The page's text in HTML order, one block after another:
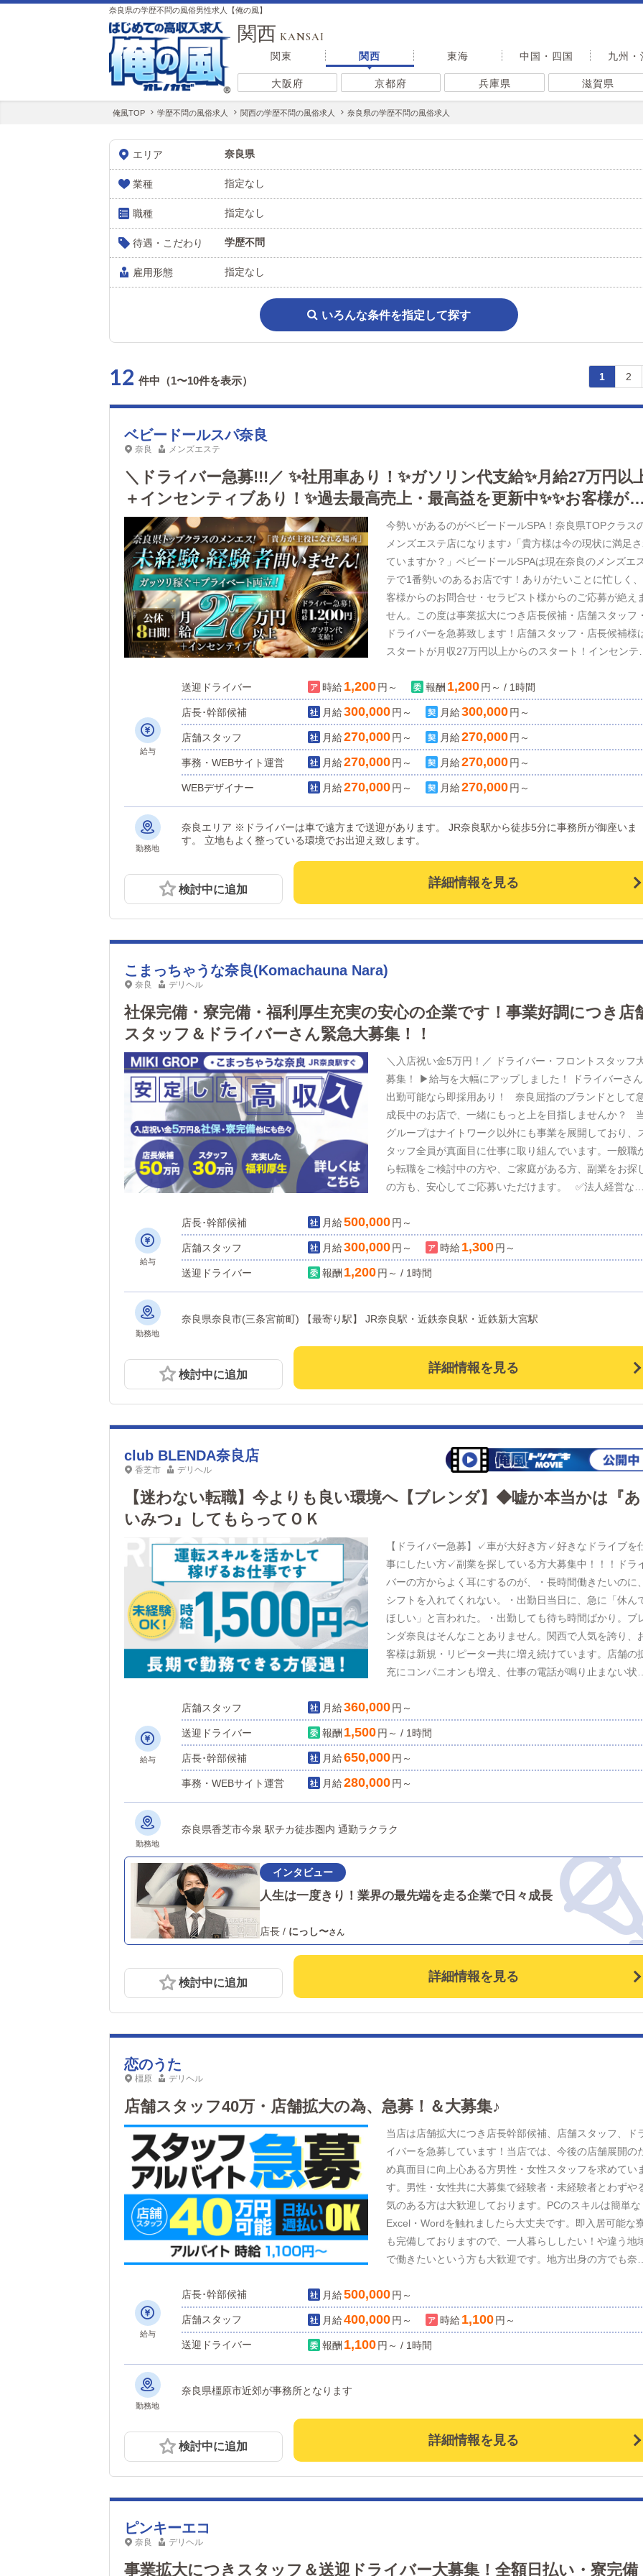
奈良県の学歴不問の風俗男性求人【俺の風】
関西 KANSAI
関東 関西 東海 中国・四国 九州・
大阪府 京都府 兵庫県 滋賀県
俺風TOP 学歴不問の風俗求人 関西の学歴不問の風俗求人 奈良県の学歴不問の風俗求人
エリア 奈良県
業種 指定なし
職種 指定なし
待遇・こだわり 学歴不問
雇用形態 指定なし
いろんな条件を指定して探す
12 件中（1〜10件を表示） 1 2
ベビードールスパ奈良
奈良 メンズエステ
＼ドライバー急募!!!／ ✨社用車あり！✨ガソリン代支給✨月給27万円以
＋インセンティブあり！✨過去最高売上・最高益を更新中✨✨お客様が喜
ぶお店作りを一緒にしませんか？
今勢いがあるのがベビードールSPA！奈良県TOPクラス
メンズエステ店になります♪「貴方様は今の現状に満足
ていますか？」ベビードールSPAは現在奈良のメンズエ
テで1番勢いのあるお店です！ありがたいことに忙しく
客様からのお問合せ・セラピスト様からのご応募が絶え
せん。この度は事業拡大につき店長候補・店舗スタッフ・
ドライバーを急募致します！店舗スタッフ・店長候補様
スタートが月収27万円以上からのスタート！インセンティ
ップへと繋がる環境です！ドライバー急募！ドライバー様
急募！時給1,200円＋ガソリン代支給を致します。車の持
込み不要でも大丈夫です。当店で車のご用意をしていま
す。車をお持ちの方は優遇致します！安心して働ける環境
と、やりがいのある仕事を。当店は貴方様のプライベート
と両立できるように福利厚生も充実に取り揃えています
「ナイトワークってブラックなイメージ」「求人も誇大内
ルSPAではその様な思いをして頂かない様に記載している
内容には嘘・偽り一切なしで運営しています。当店で勤務
にスタッフ一同精一杯サポートを致します。～経験者様・
未経験様共に大歓迎～当店はメンズエステで運営を行っ
いますが更なる事業拡大に向けてスタッフ様を大募集致
ます。今稼ぎたい！と思われている方は当店が全力をも
します。未経験様は当店のスタッフが懇切丁寧に研修を致
SPAでは実現致します。新業態もエステがメインのお店
予定しています！メンズエステ業界にありがちなブラック
緻密な戦略のもと、稼げるお店・お客様が喜んで頂ける
店を作っております！現代のこの不況の社会で、なかな
認めてもらえなかった、そんな思いをした方！！【ベビ
ドールSPA】でもう一度挑戦してみませんか？途中であ
らめてしまった夢や目標を叶えられると思います！まず
今の状況から一歩踏み出してみてください！！少しでも
興味がございましたら、下記よりお気軽にお問合せくだ
いませ。質問だけでもお待ちしております！
給与
送迎ドライバー 時給 1,200円～ 報酬 1,200円～ / 1時間
店長･幹部候補 月給300,000円～ 月給300,000円～
店舗スタッフ 月給270,000円～ 月給270,000円～
事務・WEBサイト運営 月給270,000円～ 月給270,000円～
WEBデザイナー 月給270,000円～ 月給270,000円～
勤務地
奈良エリア ※ドライバーは車で遠方まで送迎があります。 JR奈良駅から徒歩5分に事務所が御座いま
す。 立地もよく整っている環境でお出迎え致します。
検討中に追加 詳細情報を見る
こまっちゃうな奈良(Komachauna Nara)
奈良 デリヘル
社保完備・寮完備・福利厚生充実の安心の企業です！事業好調につき店
スタッフ＆ドライバーさん緊急大募集！！
＼入店祝い金5万円！／ ドライバー・フロントスタッフ
募集！ ▶給与を大幅にアップしました！ ドライバーさ
出勤可能なら即採用あり！ 奈良屈指のブランドとして
成長中のお店で、一緒にもっと上を目指しませんか？
グループはナイトワーク以外にも事業を展開しており、
タッフ全員が真面目に仕事に取り組んでいます。一般職
ら転職をご検討中の方や、ご家庭がある方、副業をお探
の方も、安心してご応募いただけます。 ✅法人経営なの
ンバー対策万全、健康診断 (費用当社負担)など一般企業並
みの福利厚生を整えております。 ✅生活家電つきのマン
ション寮あり 敷金や礼金などの初期費用は不要で、すぐ
新生活をスタートしていただけます。 ✅全員スーツ着
用！安心の職場環境 奈良県内で唯一、スタッフ・ドライ
ー全員がスーツを着用して勤めています。オラオラ系のス
にともないフロントスタッフ＆ドライバー急募中！ 業
への知識がない方や未経験の方も大歓迎です。マニュアル
無理なお仕事を突然押し付けるようなことは一切ござい
されたい」 「生活をすぐに安定させたい」 「信頼でき
間をつくりたい」 という想いをお持ちの方、当グループ
あなたの力を発揮してみませんか？ お人柄とやる気を重
給与
店長･幹部候補 月給500,000円～
店舗スタッフ 月給300,000円～ 時給 1,300円～
送迎ドライバー 報酬 1,200円～ / 1時間
勤務地
奈良県奈良市(三条宮前町) 【最寄り駅】 JR奈良駅・近鉄奈良駅・近鉄新大宮駅
検討中に追加 詳細情報を見る
club BLENDA奈良店
香芝市 デリヘル
【迷わない転職】今よりも良い環境へ【ブレンダ】◆嘘か本当かは『あ
いみつ』してもらってＯＫ
【ドライバー急募】✓車が大好き方✓好きなドライブを
事にしたい方✓副業を探している方大募集中！！！ドラ
バーの方からよく耳にするのが、・長時間働きたいのに、
シフトを入れてくれない。・出勤日当日に、急に「休ん
ほしい」と言われた。・出勤しても待ち時間ばかり。ブ
ンダ奈良はそんなことありません。関西で人気を誇り、
客様は新規・リピーター共に増え続けています。店舗の
充にコンパニオンも増え、仕事の電話が鳴り止まない状態
事内容】●女性の送迎業務レギュラー勤務でしっかり稼ぎ
い方はもちろん、自由シフト制ですので、副業としてお考
えの方でも歓迎。【給与】ガソリン代支給未経験の方は
修期間あり★全額日払い【勤務時間】各店舗の営業時間で
シフト制お問い合わせ時にご希望のお時間帯をお伝えくだ
（自賠責保険・任意保険等）・経験不問・18歳以上(高校
ブを仕事にしたい方 ✓副業を探している方 大募集中！！
ドライバーの方からよく耳にするのが、 ・長時間働きた
のに、シフトを入れてくれない。 ・出勤日当日に、急に
「休んでほしい」と言われた。 ・出勤しても待ち時間ば
り。 ブレンダ奈良はそんなことありません。 関西で人
誇り、お客様は新規・リピーター共に増え続けています
店舗の拡充にコンパニオンも増え、仕事の電話が鳴り止ま
ない状態です。 そのため、毎日充実した勤務をお約束で
ます。 【仕事内容】 ●女性の送迎業務 レギュラー勤務
っかり稼ぎたい方はもちろん、自由シフト制ですので、
希望のお時間帯をお伝えください。 【応募資格】 ・要普
可） ・搭乗者無制限の保険（自賠責保険・任意保険等）
経験不問 ・18歳以上(高校生不可) 【待遇】 ■自由出勤シ
ト制 ■短期間での昇給制度 ■全額日払い ■副業及び掛け持
可 【休日休暇】 ☆自由シフト制 ドライバーの仕事をし
いあなたのご応募お待ちしております！)【待遇】■自由出
勤シフト制■短期間での昇給制度■全額日払い■副業及び
け持ち可【休日休暇】☆自由シフト制ドライバーの仕事
したいあなたのご応募お待ちしております！
給与
店舗スタッフ 月給360,000円～
送迎ドライバー 報酬 1,500円～ / 1時間
店長･幹部候補 月給650,000円～
事務・WEBサイト運営 月給280,000円～
勤務地
奈良県香芝市今泉 駅チカ徒歩圏内 通勤ラクラク
人生は一度きり！業界の最先端を走る企業で日々成長
店長 / にっし〜
検討中に追加 詳細情報を見る
恋のうた
橿原 デリヘル
店舗スタッフ40万・店舗拡大の為、急募！＆大募集♪
当店は店舗拡大につき店長幹部候補、店舗スタッフ、ド
イバーを急募しています！当店では、今後の店舗展開の
め真面目に向上心ある方男性・女性スタッフを求めてい
す。男性・女性共に大募集で経験者・未経験者とわずや
気のある方は大歓迎しております。PCのスキルは簡単な
Excel・Wordを触れましたら大丈夫です。即入居可能な
も完備しておりますので、一人暮らししたい！や違う地
で働きたいという方も大歓迎です。地方出身の方でも奈良
ださい。簡単ではありますが、1日のお仕事の流れは下記
なります。【出社】↓開店準備(待機場・事務所清掃）出勤
確認ドライバー指示各種サイト確認（1時間ほど）↓実際
お仕事の研修（4〜5時間）電話対応研修WEB更新研修各
サイト更新・電話対応・配車補助ドライバーサポート(ド
研修WEB更新研修各種サイト更新・電話対応・配車補助
ライバーサポート(ドライバーさんで車が追いつかない時
します！↓【帰宅】
給与
店長･幹部候補 月給500,000円～
店舗スタッフ 月給400,000円～ 時給 1,100円～
送迎ドライバー 報酬 1,100円～ / 1時間
勤務地
奈良県橿原市近郊が事務所となります
検討中に追加 詳細情報を見る
ピンキーエコ
奈良 デリヘル
事業拡大につきスタッフ＆送迎ドライバー大募集！全額日払い・寮完備